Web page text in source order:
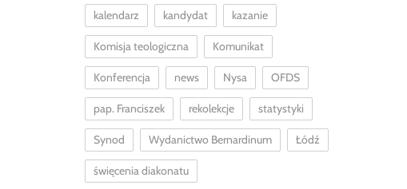
kalendarz kandydat kazanie
Komisja teologiczna Komunikat
Konferencja news Nysa OFDS
pap. Franciszek rekolekcje statystyki
Synod Wydanictwo Bernardinum Łódź
święcenia diakonatu